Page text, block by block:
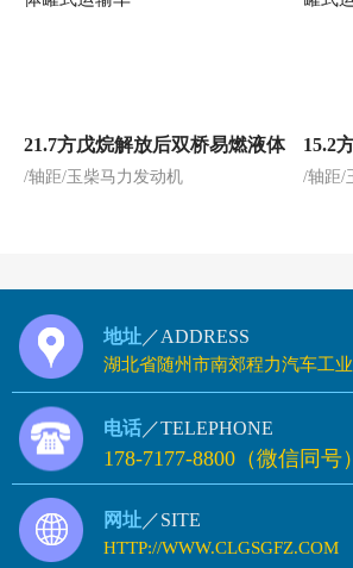
21.7方戊烷解放后双桥易燃液体
罐式运输车
/轴距/玉柴马力发动机
15.2
式运
/轴距/
地址 ／ADDRESS
湖北省随州市南郊程力汽车工
电话 ／TELEPHONE
178-7177-8800（微信同号）
网址 ／SITE
HTTP://WWW.CLGSGFZ.COM